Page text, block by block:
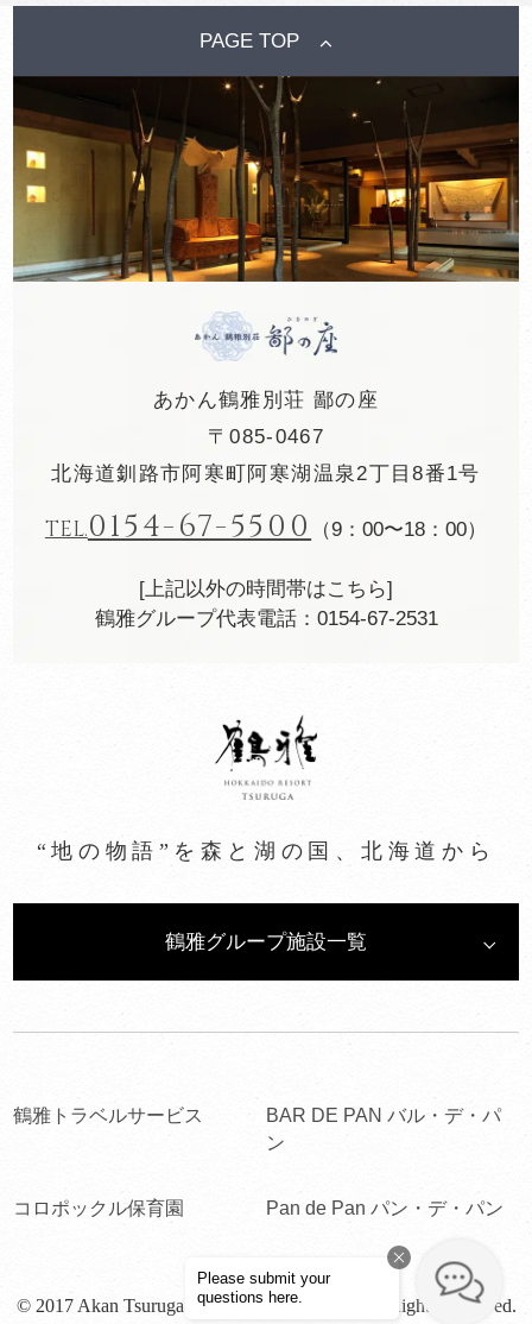
PAGE TOP
あかん鶴雅別荘 鄙の座
〒085-0467
北海道釧路市阿寒町阿寒湖温泉2丁目8番1号
TEL.0154-67-5500 （9：00〜18：00）
[上記以外の時間帯はこちら]
鶴雅グループ代表電話：0154-67-2531
“地の物語”を森と湖の国、北海道から
鶴雅グループ施設一覧
鶴雅トラベルサービス
BAR DE PAN バル・デ・パ
ン
コロポックル保育園 Pan de Pan パン・デ・パン
© 2017 Akan Tsuruga Bessou HINANOZA. All Rights Reserved.